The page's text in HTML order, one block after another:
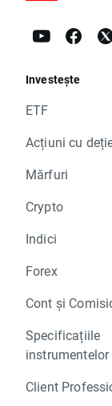
Investește
ETF
Acțiuni cu
Mărfuri
Crypto
Indici
Forex
Cont și
Specificațiile
instrumentelor
Client